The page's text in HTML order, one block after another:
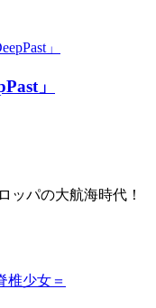
」
ッパの大航海時代！